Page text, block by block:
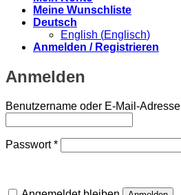
Meine Wunschliste
Deutsch
English (Englisch)
Anmelden / Registrieren
Anmelden
Benutzername oder E-Mail-Adresse
Passwort*Erforderlich